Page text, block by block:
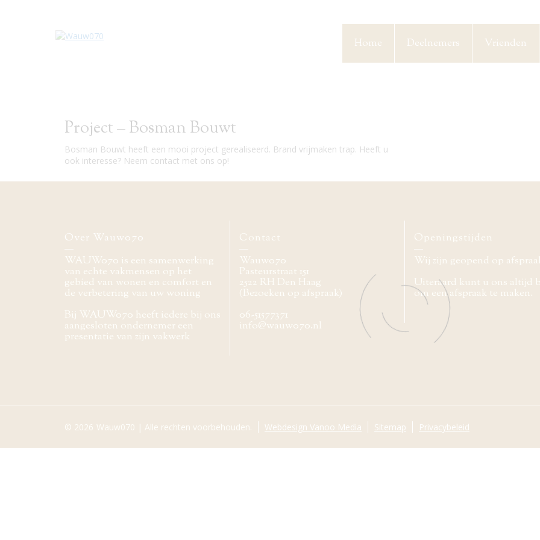
Home Deelnemers Vrienden
Project – Bosman Bouwt
Bosman Bouwt heeft een mooi project gerealiseerd. Brand vrijmaken trap. Heeft u
ook interesse? Neem contact met ons op!
Over Wauw070
WAUW070 is een samenwerking
van echte vakmensen op het
gebied van wonen en comfort en
de verbetering van uw woning
Bij WAUW070 heeft iedere bij ons
aangesloten ondernemer een
presentatie van zijn vakwerk
Contact
Wauw070
Pasteurstraat 151
2522 RH Den Haag
(Bezoeken op afspraak)
06-51577371
info@wauw070.nl
Openingstijden
Wij zijn geopend op
Uiteraard kunt u ons altijd
om een afspraak te maken.
© 2026 Wauw070 | Alle rechten voorbehouden. Webdesign Vanoo Media Sitemap Privacybeleid